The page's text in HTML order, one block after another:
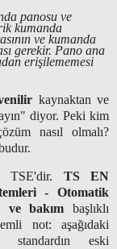
panosu ve
kumanda
ve kumanda
gerekir. Pano ana
erişilememesi
kaynaktan ve
diyor. Peki kim
nasıl olmalı?
TSE'dir. TS EN
- Otomatik
ve bakım başlıklı
not: aşağıdaki
eski